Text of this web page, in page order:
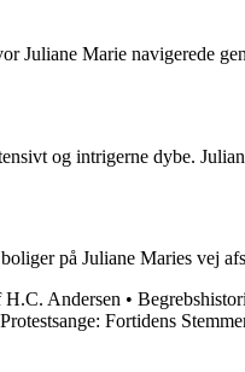
Juliane Marie navigerede
og intrigerne dybe.
på Juliane Maries vej
Andersen •
Fortidens